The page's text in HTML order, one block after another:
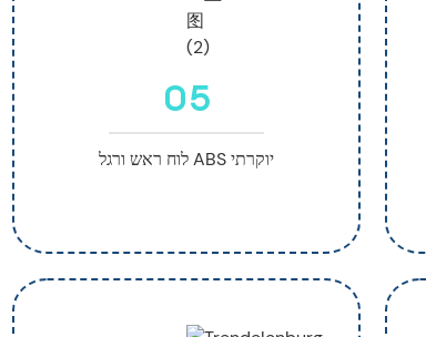
05
לוח ראש ורגל ABS יוקרתי